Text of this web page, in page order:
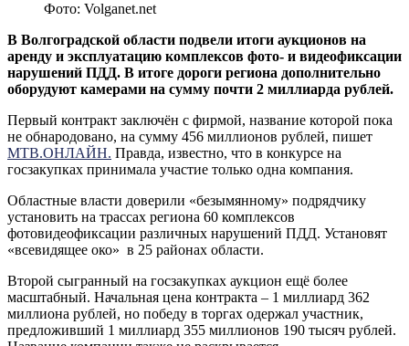
Фото: Volganet.net
В Волгоградской области подвели итоги аукционов на
аренду и эксплуатацию комплексов фото- и видеофиксации
нарушений ПДД. В итоге дороги региона дополнительно
оборудуют камерами на сумму почти 2 миллиарда рублей.
Первый контракт заключён с фирмой, название которой пока
не обнародовано, на сумму 456 миллионов рублей, пишет
МТВ.ОНЛАЙН. Правда, известно, что в конкурсе на
госзакупках принимала участие только одна компания.
Областные власти доверили «безымянному» подрядчику
установить на трассах региона 60 комплексов
фотовидеофиксации различных нарушений ПДД. Установят
«всевидящее око» в 25 районах области.
Второй сыгранный на госзакупках аукцион ещё более
масштабный. Начальная цена контракта – 1 миллиард 362
миллиона рублей, но победу в торгах одержал участник,
предложивший 1 миллиард 355 миллионов 190 тысяч рублей.